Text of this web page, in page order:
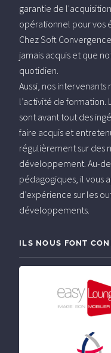
garantie de
opérationnel pour vos
Chez Soft
jamais acquis et que
quotidien.
Aussi, nos
l’activité de formation.
sont avant tout des
faire acquis et
régulièrement sur des
développement. Au-
pédagogiques, il vous
d’expérience sur les
développements.
ILS NOUS FONT